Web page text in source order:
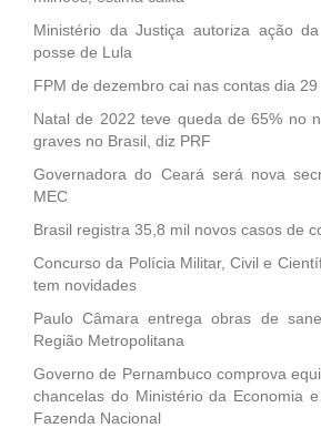
Ministério da Justiça autoriza ação
posse de Lula
FPM de dezembro cai nas contas dia 29
Natal de 2022 teve queda de 65% no
graves no Brasil, diz PRF
Governadora do Ceará será nova
MEC
Brasil registra 35,8 mil novos casos de
Concurso da Polícia Militar, Civil e
tem novidades
Paulo Câmara entrega obras de
Região Metropolitana
Governo de Pernambuco comprova
chancelas do Ministério da Economia
Fazenda Nacional